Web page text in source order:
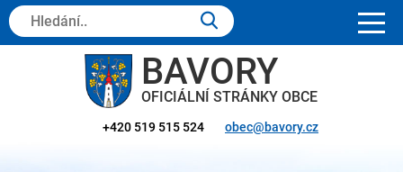
BAVORY
OFICIÁLNÍ STRÁNKY OBCE
+420 519 515 524 obec@bavory.cz
Hledaný
text: